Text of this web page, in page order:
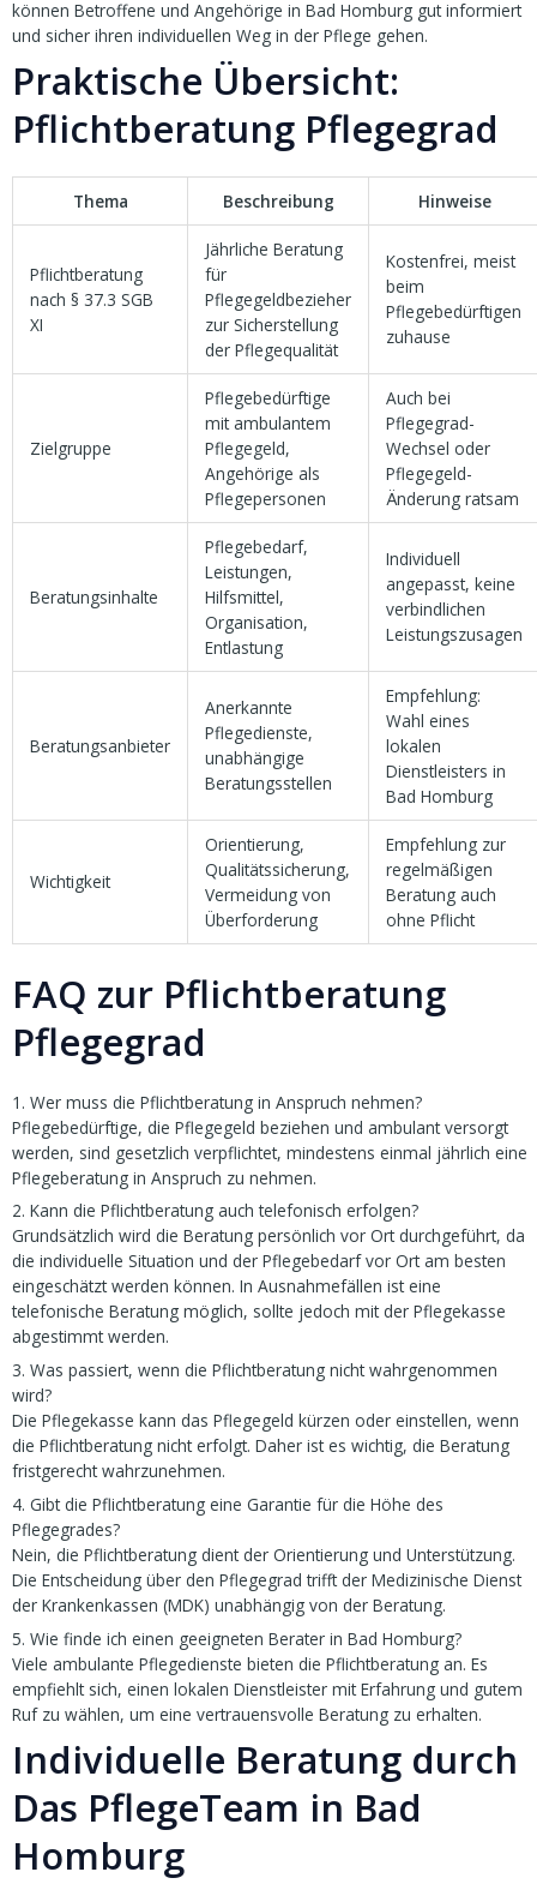
können Betroffene und Angehörige in Bad Homburg gut informiert
und sicher ihren individuellen Weg in der Pflege gehen.
Praktische Übersicht:
Pflichtberatung Pflegegrad
Thema Beschreibung Hinweise
Pflichtberatung
nach § 37.3 SGB
XI
Jährliche Beratung
für
Pflegegeldbezieher
zur Sicherstellung
der Pflegequalität
Kostenfrei, meist
beim
Pflegebedürftigen
zuhause
Zielgruppe
Pflegebedürftige
mit ambulantem
Pflegegeld,
Angehörige als
Pflegepersonen
Auch bei
Pflegegrad-
Wechsel oder
Pflegegeld-
Änderung ratsam
Beratungsinhalte
Pflegebedarf,
Leistungen,
Hilfsmittel,
Organisation,
Entlastung
Individuell
angepasst, keine
verbindlichen
Leistungszusagen
Beratungsanbieter
Anerkannte
Pflegedienste,
unabhängige
Beratungsstellen
Empfehlung:
Wahl eines
lokalen
Dienstleisters in
Bad Homburg
Wichtigkeit
Orientierung,
Qualitätssicherung,
Vermeidung von
Überforderung
Empfehlung zur
regelmäßigen
Beratung auch
ohne Pflicht
FAQ zur Pflichtberatung
Pflegegrad
1. Wer muss die Pflichtberatung in Anspruch nehmen?
Pflegebedürftige, die Pflegegeld beziehen und ambulant versorgt
werden, sind gesetzlich verpflichtet, mindestens einmal jährlich eine
Pflegeberatung in Anspruch zu nehmen.
2. Kann die Pflichtberatung auch telefonisch erfolgen?
Grundsätzlich wird die Beratung persönlich vor Ort durchgeführt, da
die individuelle Situation und der Pflegebedarf vor Ort am besten
eingeschätzt werden können. In Ausnahmefällen ist eine
telefonische Beratung möglich, sollte jedoch mit der Pflegekasse
abgestimmt werden.
3. Was passiert, wenn die Pflichtberatung nicht wahrgenommen
wird?
Die Pflegekasse kann das Pflegegeld kürzen oder einstellen, wenn
die Pflichtberatung nicht erfolgt. Daher ist es wichtig, die Beratung
fristgerecht wahrzunehmen.
4. Gibt die Pflichtberatung eine Garantie für die Höhe des
Pflegegrades?
Nein, die Pflichtberatung dient der Orientierung und Unterstützung.
Die Entscheidung über den Pflegegrad trifft der Medizinische Dienst
der Krankenkassen (MDK) unabhängig von der Beratung.
5. Wie finde ich einen geeigneten Berater in Bad Homburg?
Viele ambulante Pflegedienste bieten die Pflichtberatung an. Es
empfiehlt sich, einen lokalen Dienstleister mit Erfahrung und gutem
Ruf zu wählen, um eine vertrauensvolle Beratung zu erhalten.
Individuelle Beratung durch
Das PflegeTeam in Bad
Homburg